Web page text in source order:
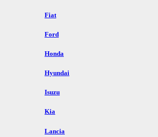
Fiat
Ford
Honda
Hyundai
Isuzu
Kia
Lancia